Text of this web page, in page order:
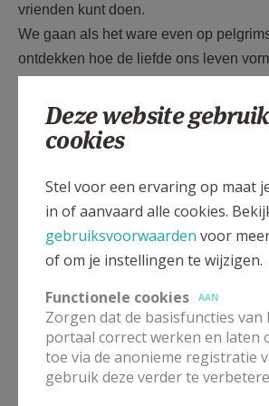
vrienden kunt doen.
We gaan als het ware even op
ontdekken hoe de liefde ons leven
geïnteresseerden kunnen deze
gedurende de maand februari.
kort filmpje met een getuigenis van
op hun manier handen en voeten
Kleine opdrachten voor onderweg
deelnemers, jong en oud , uit tot een
gesprek.
Voor kinderen is er een aparte
Lengte:+4,5 km
Start:Sint-Laurentiuskerk
De wandeling is geschikt voor
Deze website
cookies
Stel voor een ervaring op maat
in of aanvaard alle cookies.
gebruiksvoorwaarden voor
of om je instellingen te wijzigen.
Functionele cookies
AAN
Zorgen dat de basisfuncties van
portaal correct werken en laten
toe via de anonieme registratie
gebruik deze verder te